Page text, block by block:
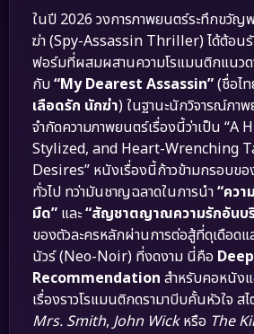
ในปี 2026 วงการภาพยนตร์ระทึกขวั
ฆ่า (Spy-Assassin Thriller) ได้ต้อน
ฟอร์มที่ผสมผสานความโรแมนติกแนวด
กับ“My Dearest Assassin”(ชื่อไ
เลือดรัก นักฆ่า) ในฐานะนักวิจารณ์ภา
จำกัดความภาพยนตร์เรื่องนี้ว่าเป็น “A
Stylized, and Heart-Wrenching
Desires” หนังเรื่องนี้ก้าวข้ามกรอบข
ทั่วไป ทว่ามันชาญฉลาดในการนำ“คว
มืด” และ“สัญชาตญาณความรักอันบ
ของตัวละครหลักผ่านการต่อสู้ที่ดุเดือดแ
นัวร์ (Neo-Noir) ที่งดงาม นี่คือ Deep
Recommendation สำหรับคอหนัง
เรื่องราวโรแมนติกดรามาบีบคั้นหัวใจ ส
Mrs. Smith,John Wickหรือ The